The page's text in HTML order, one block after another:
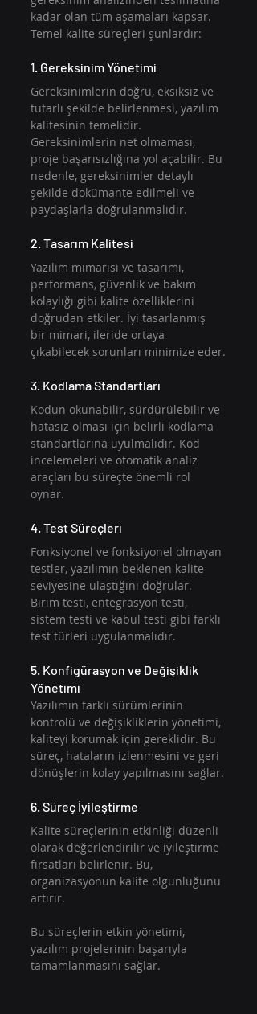
kadar olan tüm aşamaları kapsar.
Temel kalite süreçleri şunlardır:
1. Gereksinim Yönetimi
Gereksinimlerin doğru, eksiksiz ve
tutarlı şekilde belirlenmesi, yazılım
kalitesinin temelidir.
Gereksinimlerin net olmaması,
proje başarısızlığına yol açabilir. Bu
nedenle, gereksinimler detaylı
şekilde dokümante edilmeli ve
paydaşlarla doğrulanmalıdır.
2. Tasarım Kalitesi
Yazılım mimarisi ve tasarımı,
performans, güvenlik ve bakım
kolaylığı gibi kalite özelliklerini
doğrudan etkiler. İyi tasarlanmış
bir mimari, ileride ortaya
çıkabilecek sorunları minimize eder.
3. Kodlama Standartları
Kodun okunabilir, sürdürülebilir ve
hatasız olması için belirli kodlama
standartlarına uyulmalıdır. Kod
incelemeleri ve otomatik analiz
araçları bu süreçte önemli rol
oynar.
4. Test Süreçleri
Fonksiyonel ve fonksiyonel olmayan
testler, yazılımın beklenen kalite
seviyesine ulaştığını doğrular.
Birim testi, entegrasyon testi,
sistem testi ve kabul testi gibi farklı
test türleri uygulanmalıdır.
5. Konfigürasyon ve Değişiklik
Yönetimi
Yazılımın farklı sürümlerinin
kontrolü ve değişikliklerin yönetimi,
kaliteyi korumak için gereklidir. Bu
süreç, hataların izlenmesini ve geri
dönüşlerin kolay yapılmasını sağlar.
6. Süreç İyileştirme
Kalite süreçlerinin etkinliği düzenli
olarak değerlendirilir ve iyileştirme
fırsatları belirlenir. Bu,
organizasyonun kalite olgunluğunu
artırır.
Bu süreçlerin etkin yönetimi,
yazılım projelerinin başarıyla
tamamlanmasını sağlar.